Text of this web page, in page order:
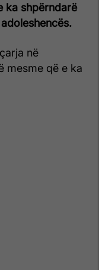
ka shpërndarë
në
mesme që e ka